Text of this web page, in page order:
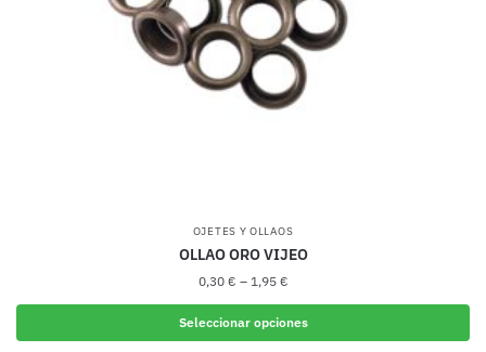
la
página
de
producto
OJETES Y OLLAOS
OLLAO ORO VIJEO
0,30 € – 1,95 €
Seleccionar opciones